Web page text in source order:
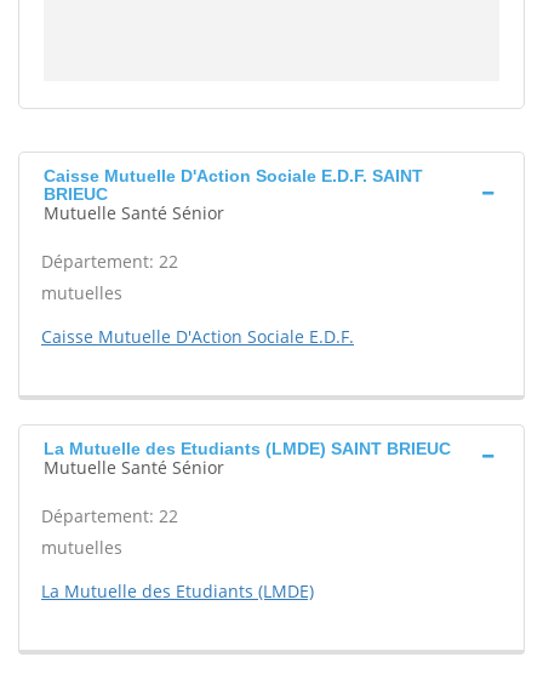
Caisse Mutuelle D'Action Sociale E.D.F. SAINT
BRIEUC
Mutuelle Santé Sénior
Département: 22
mutuelles
Caisse Mutuelle D'Action Sociale E.D.F.
La Mutuelle des Etudiants (LMDE) SAINT BRIEUC
Mutuelle Santé Sénior
Département: 22
mutuelles
La Mutuelle des Etudiants (LMDE)